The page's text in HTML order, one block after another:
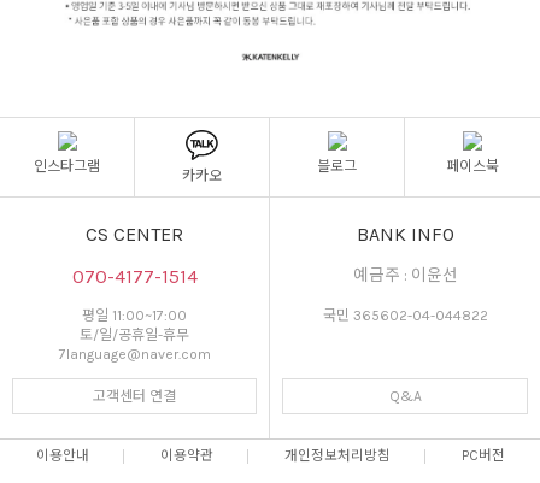
인스타그램
카카오
블로그 페이스북
CS CENTER
070-4177-1514
평일 11:00~17:00
토/일/공휴일-휴무
7language@naver.com
고객센터 연결
BANK INFO
예금주 : 이윤선
국민 365602-04-044822
Q&A
이용안내 이용약관 개인정보처리방침 PC버전